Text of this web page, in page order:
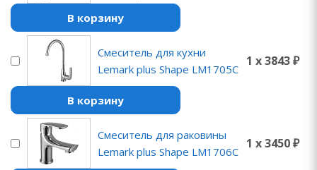
В корзину
Смеситель для кухни
Lemark plus Shape LM1705C
1 x 3843 ₽
В корзину
Смеситель для раковины
Lemark plus Shape LM1706C
1 x 3450 ₽